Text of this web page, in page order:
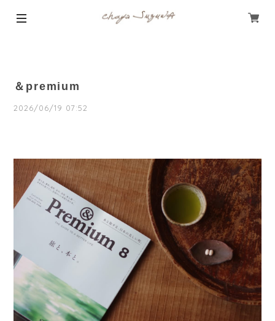
＆premium
2026/06/19 07:52